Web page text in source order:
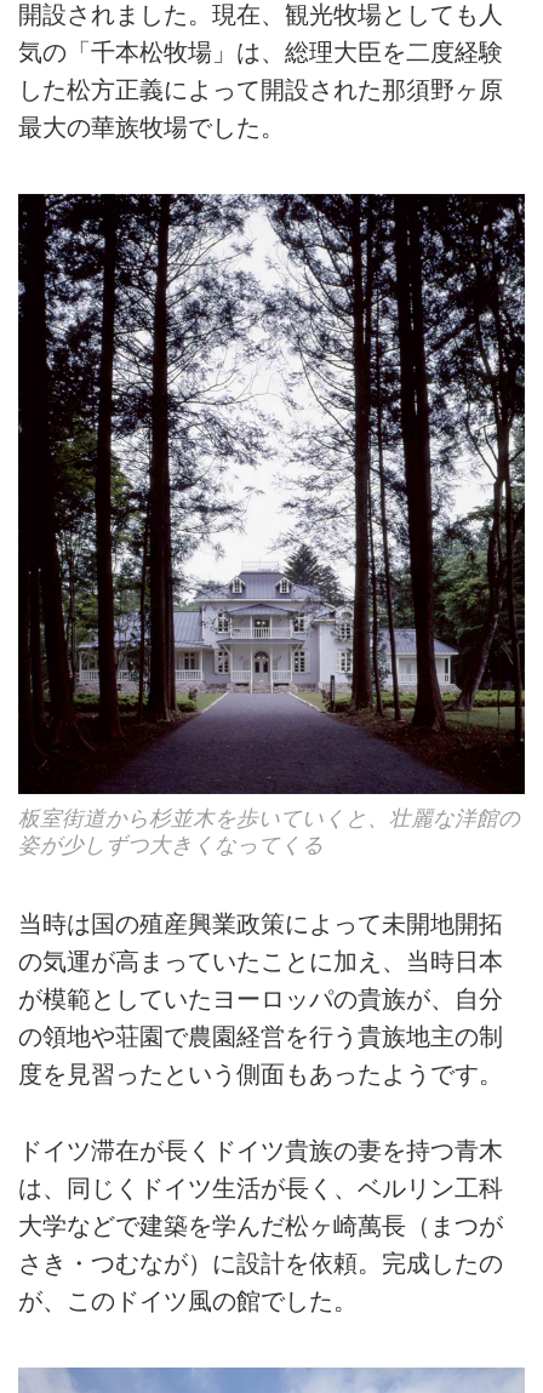
開設されました。現在、観光牧場としても人
気の「千本松牧場」は、総理大臣を二度経験
した松方正義によって開設された那須野ヶ原
最大の華族牧場でした。
板室街道から杉並木を歩いていくと、壮麗な洋館の
姿が少しずつ大きくなってくる
当時は国の殖産興業政策によって未開地開拓
の気運が高まっていたことに加え、当時日本
が模範としていたヨーロッパの貴族が、自分
の領地や荘園で農園経営を行う貴族地主の制
度を見習ったという側面もあったようです。
ドイツ滞在が長くドイツ貴族の妻を持つ青木
は、同じくドイツ生活が長く、ベルリン工科
大学などで建築を学んだ松ヶ崎萬長（まつが
さき・つむなが）に設計を依頼。完成したの
が、このドイツ風の館でした。